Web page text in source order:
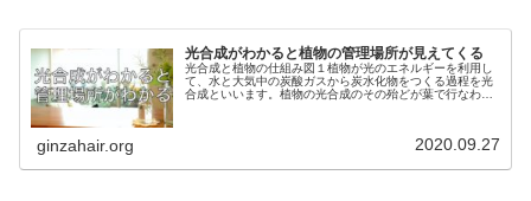
光合成がわかると植物の管理場所が見えてくる
光合成と植物の仕組み図１植物が光のエネルギーを利用し
て、水と大気中の炭酸ガスから炭水化物をつくる過程を光
合成といいます。植物の光合成のその殆どが葉で行なわれ
ginzahair.org 2020.09.27